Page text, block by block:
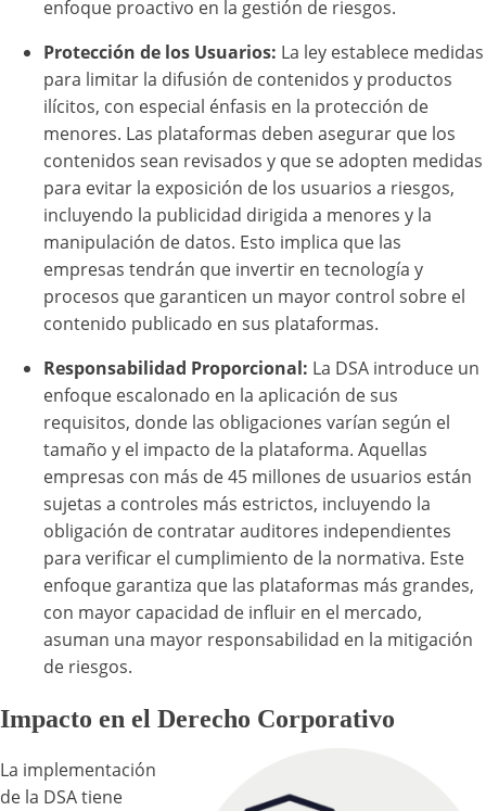
enfoque proactivo en la gestión de riesgos.
Protección de los Usuarios: La ley establece medidas
para limitar la difusión de contenidos y productos
ilícitos, con especial énfasis en la protección de
menores. Las plataformas deben asegurar que los
contenidos sean revisados y que se adopten medidas
para evitar la exposición de los usuarios a riesgos,
incluyendo la publicidad dirigida a menores y la
manipulación de datos. Esto implica que las
empresas tendrán que invertir en tecnología y
procesos que garanticen un mayor control sobre el
contenido publicado en sus plataformas.
Responsabilidad Proporcional: La DSA introduce un
enfoque escalonado en la aplicación de sus
requisitos, donde las obligaciones varían según el
tamaño y el impacto de la plataforma. Aquellas
empresas con más de 45 millones de usuarios están
sujetas a controles más estrictos, incluyendo la
obligación de contratar auditores independientes
para verificar el cumplimiento de la normativa. Este
enfoque garantiza que las plataformas más grandes,
con mayor capacidad de influir en el mercado,
asuman una mayor responsabilidad en la mitigación
de riesgos.
Impacto en el Derecho Corporativo
La implementación
de la DSA tiene